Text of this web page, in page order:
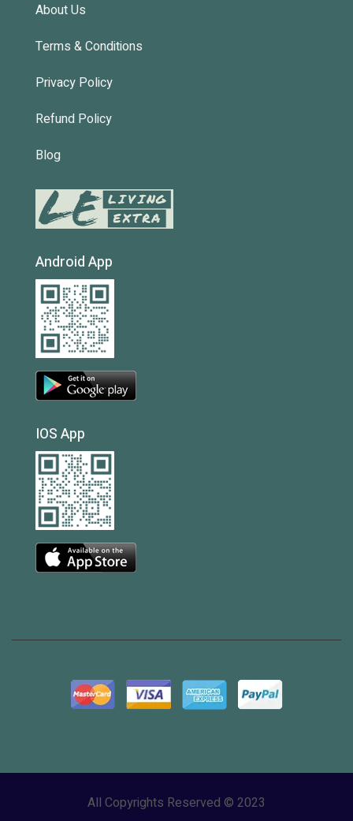
About Us
Terms & Conditions
Privacy Policy
Refund Policy
Blog
Android App
IOS App
All Copyrights Reserved © 2023